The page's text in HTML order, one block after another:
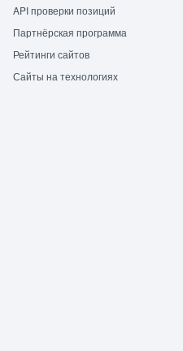
API проверки позиций
Партнёрская программа
Рейтинги сайтов
Сайты на технологиях